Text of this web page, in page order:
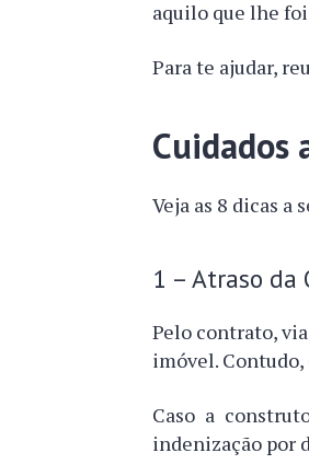
aquilo que lhe
Para te ajudar,
Cuidados
Veja as 8 dicas a
1 – Atraso da
Pelo contrato,
imóvel. Contudo,
Caso a
indenização por